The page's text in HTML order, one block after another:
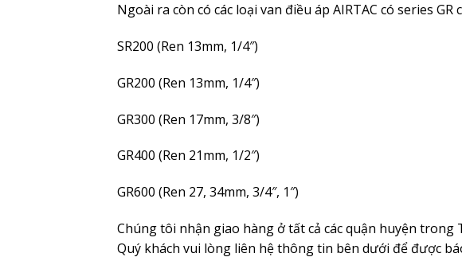
Ngoài ra còn có các loại van điều áp AIRTAC có series GR
SR200 (Ren 13mm, 1/4″)
GR200 (Ren 13mm, 1/4″)
GR300 (Ren 17mm, 3/8″)
GR400 (Ren 21mm, 1/2″)
GR600 (Ren 27, 34mm, 3/4″, 1″)
Chúng tôi nhận giao hàng ở tất cả các quận huyện trong
Quý khách vui lòng liên hệ thông tin bên dưới để được